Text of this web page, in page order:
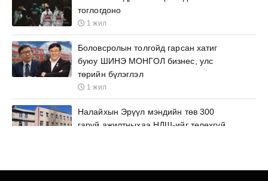
тоглогдоно
1 жил
Боловсролын толгойд гарсан хатиг
буюу ШИНЭ МОНГОЛ бизнес, улс
төрийн бүлэглэл
1 жил
Налайхын Эрүүл мэндийн төв 300
гаруй ажилтныхаа НДШ-ийг төлөхгүй